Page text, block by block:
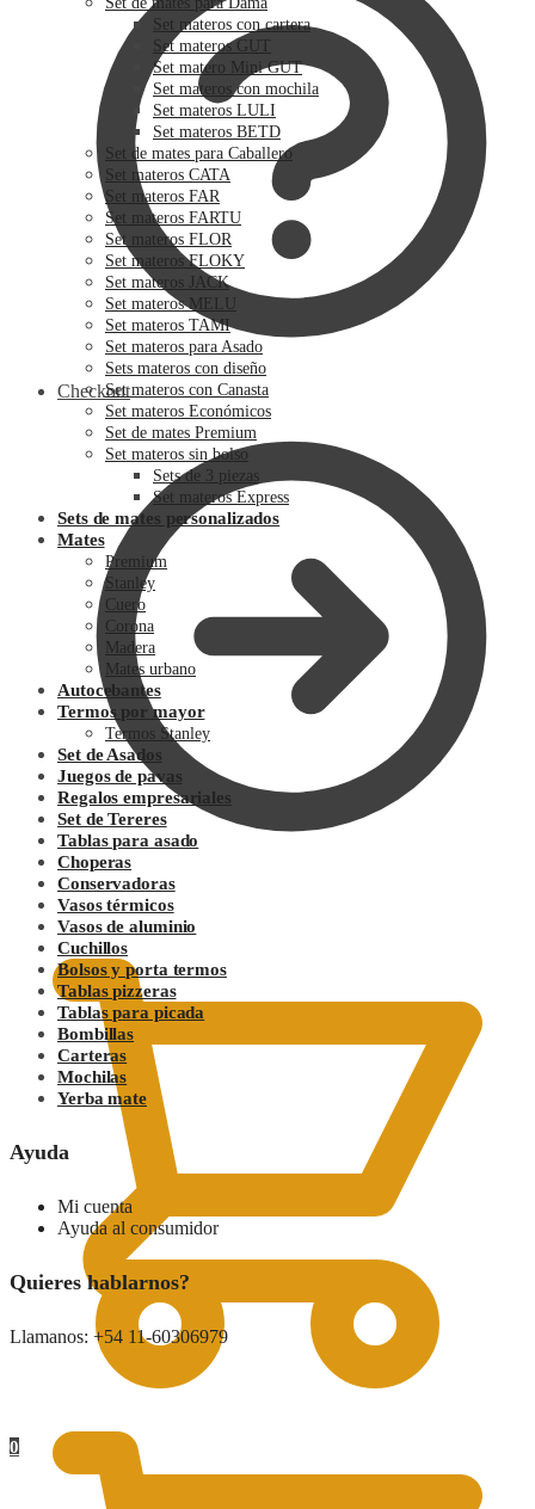
Checkout
0.00
0
Set materos con cartera
Set materos GUT
Set matero Mini GUT
Set materos con mochila
Set materos LULI
Set materos BETD
Set de mates para Caballero
Set materos CATA
Set materos FAR
Set materos FARTU
Set materos FLOR
Set materos FLOKY
Set materos JACK
Set materos MELU
Set materos TAMI
Set materos para Asado
Sets materos con diseño
Set materos con Canasta
Set materos Económicos
Set de mates Premium
Set materos sin bolso
Sets de 3 piezas
Set materos Express
Sets de mates personalizados
Mates
Premium
Stanley
Cuero
Corona
Madera
Mates urbano
Autocebantes
Termos por mayor
Termos Stanley
Set de Asados
Juegos de pavas
Regalos empresariales
Set de Tereres
Tablas para asado
Choperas
Conservadoras
Vasos térmicos
Vasos de aluminio
Cuchillos
Bolsos y porta termos
Tablas pizzeras
Tablas para picada
Bombillas
Carteras
Mochilas
Yerba mate
Ayuda
Mi cuenta
Ayuda al consumidor
Quieres hablarnos?
Llamanos: +54 11-60306979